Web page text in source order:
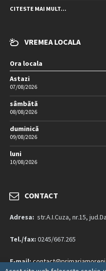
CITESTE MAI MULT...
VREMEA LOCALA
Ora locala
Astazi
07/08/2026
sâmbătă
08/08/2026
duminică
09/08/2026
luni
10/08/2026
CONTACT
Adresa: str.A.I.Cuza, nr.15,
Tel./fax: 0245/667.265
E-mail: